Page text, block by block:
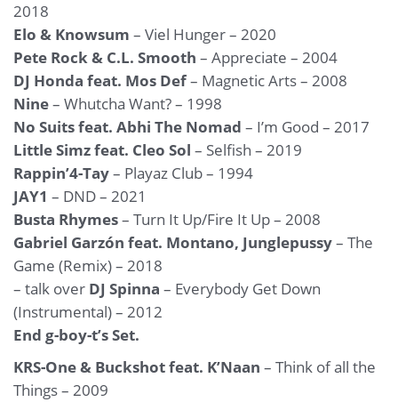
2018
Elo & Knowsum – Viel Hunger – 2020
Pete Rock & C.L. Smooth – Appreciate – 2004
DJ Honda feat. Mos Def– Magnetic Arts – 2008
Nine– Whutcha Want? – 1998
No Suits feat. Abhi The Nomad – I’m Good – 2017
Little Simz feat. Cleo Sol – Selfish – 2019
Rappin’4-Tay– Playaz Club – 1994
JAY1 – DND – 2021
Busta Rhymes– Turn It Up/Fire It Up – 2008
Gabriel Garzón feat. Montano, Junglepussy– The
Game (Remix) – 2018
– talk over DJ Spinna – Everybody Get Down
(Instrumental) – 2012
End g-boy-t’s Set.
KRS-One & Buckshot feat. K’Naan – Think of all the
Things – 2009